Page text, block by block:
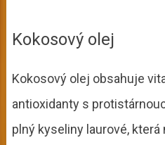
Kokosový olej
Kokosový olej obsahuje
antioxidanty s
plný kyseliny laurové,